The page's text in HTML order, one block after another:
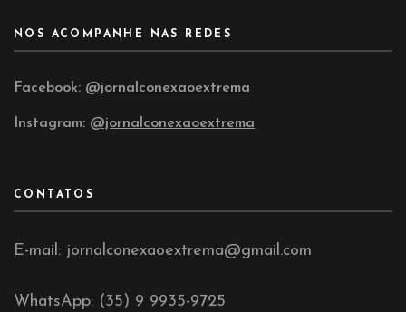
NOS ACOMPANHE NAS REDES
Facebook: @jornalconexaoextrema
Instagram: @jornalconexaoextrema
CONTATOS
E-mail: jornalconexaoextrema@gmail.com
WhatsApp: (35) 9 9935-9725